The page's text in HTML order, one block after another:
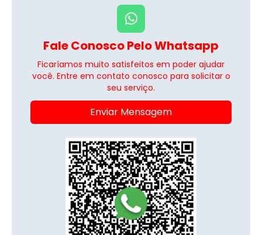
Fale Conosco Pelo Whatsapp
Ficaríamos muito satisfeitos em poder ajudar
você. Entre em contato conosco para solicitar o
seu serviço.
Enviar Mensagem